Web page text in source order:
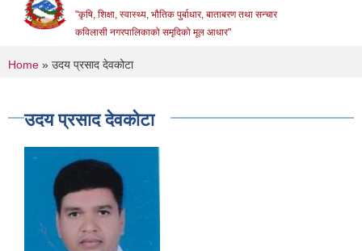
"कृषि, शिक्षा, स्वास्थ्य, भौतिक पुर्बाधार, बाताबरण तथा सन्चार
कविलासी नगरपालिकाको समृदिको मूल आधार"
You are here
Home » उदय प्रसाद देवकोटा
उदय प्रसाद देवकोटा